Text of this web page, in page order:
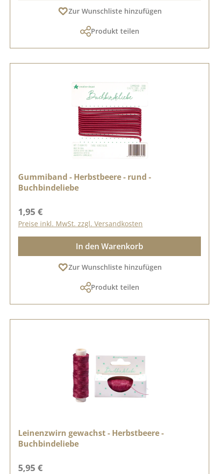
Zur Wunschliste hinzufügen
Produkt teilen
Gummiband - Herbstbeere - rund -
Buchbindeliebe
Regulärer Preis:
1,95 €
Preise inkl. MwSt. zzgl. Versandkosten
In den Warenkorb
Zur Wunschliste hinzufügen
Produkt teilen
Leinenzwirn gewachst - Herbstbeere -
Buchbindeliebe
Regulärer Preis:
5,95 €